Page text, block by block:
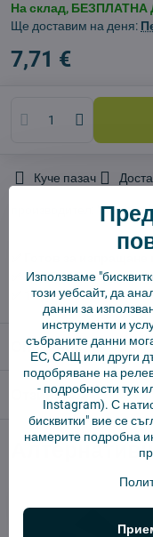
На склад, БЕЗПЛАТНА
Ще доставим на деня:
7,71 €
Куче пазач
Vysajto.sk
✅ Готов за изпращане
✅ БЕЗПЛАТНА
✅ 14 дни политика за
Описание
Отзиви 0
Използваме
този уебсайт, да
данни за
инструменти и
събраните данни
ЕС, САЩ или други
подобряване на
- подробности тук
Instagram). С
бисквитки" вие се
намерите подробна